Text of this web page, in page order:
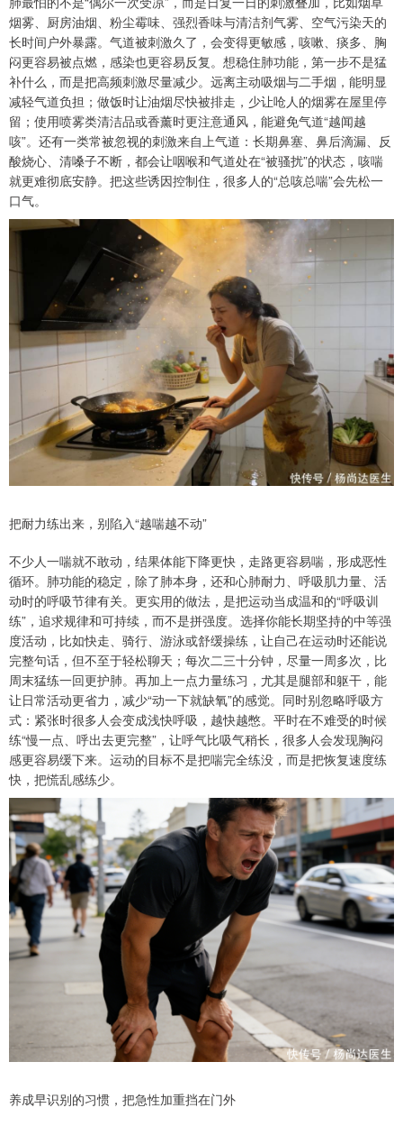
烟雾、厨房油烟、粉尘霉味、强烈香味与清洁剂气雾、空气污染天的
长时间户外暴露。气道被刺激久了，会变得更敏感，咳嗽、痰多、胸
闷更容易被点燃，感染也更容易反复。想稳住肺功能，第一步不是猛
补什么，而是把高频刺激尽量减少。远离主动吸烟与二手烟，能明显
减轻气道负担；做饭时让油烟尽快被排走，少让呛人的烟雾在屋里停
留；使用喷雾类清洁品或香薰时更注意通风，能避免气道“越闻越
咳”。还有一类常被忽视的刺激来自上气道：长期鼻塞、鼻后滴漏、反
酸烧心、清嗓子不断，都会让咽喉和气道处在“被骚扰”的状态，咳喘
就更难彻底安静。把这些诱因控制住，很多人的“总咳总喘”会先松一
口气。
把耐力练出来，别陷入“越喘越不动”
不少人一喘就不敢动，结果体能下降更快，走路更容易喘，形成恶性
循环。肺功能的稳定，除了肺本身，还和心肺耐力、呼吸肌力量、活
动时的呼吸节律有关。更实用的做法，是把运动当成温和的“呼吸训
练”，追求规律和可持续，而不是拼强度。选择你能长期坚持的中等强
度活动，比如快走、骑行、游泳或舒缓操练，让自己在运动时还能说
完整句话，但不至于轻松聊天；每次二三十分钟，尽量一周多次，比
周末猛练一回更护肺。再加上一点力量练习，尤其是腿部和躯干，能
让日常活动更省力，减少“动一下就缺氧”的感觉。同时别忽略呼吸方
式：紧张时很多人会变成浅快呼吸，越快越憋。平时在不难受的时候
练“慢一点、呼出去更完整”，让呼气比吸气稍长，很多人会发现胸闷
感更容易缓下来。运动的目标不是把喘完全练没，而是把恢复速度练
快，把慌乱感练少。
养成早识别的习惯，把急性加重挡在门外